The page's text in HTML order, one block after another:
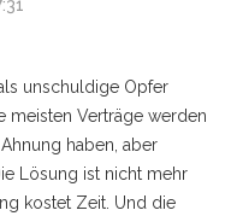
unschuldige Opfer
meisten Verträge werden
haben, aber
Lösung ist nicht mehr
kostet Zeit. Und die